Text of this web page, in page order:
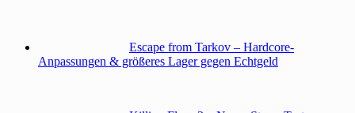
Escape from Tarkov – Hardcore-
Anpassungen & größeres Lager gegen Echtgeld